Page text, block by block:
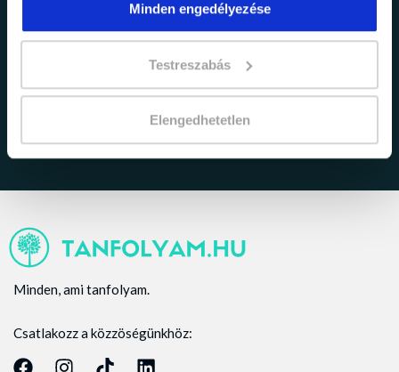
Minden engedélyezése
Testreszabás
Elengedhetetlen
adatkezelési tájékoztatóban
Minden, ami tanfolyam.
Csatlakozz a közzöségünkhöz: